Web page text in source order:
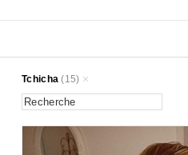
Tchicha (15)